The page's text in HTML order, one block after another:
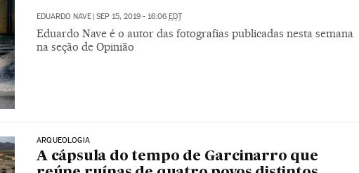
EDUARDO NAVE SEP 15, 2019 - 16:06 EDT
Eduardo Nave é o autor das fotografias publicadas nesta semana
na seção de Opinião
ARQUEOLOGIA
A cápsula do tempo de Garcinarro que